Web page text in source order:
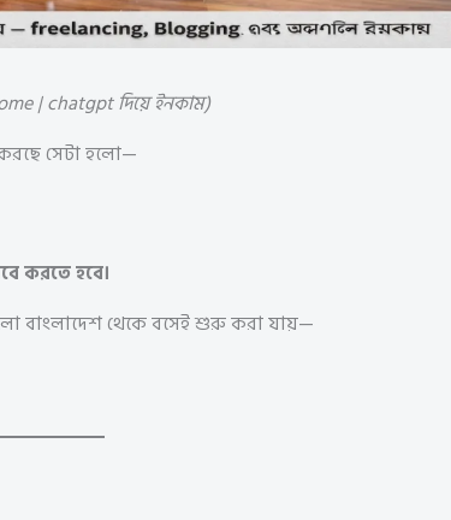
| chatgpt দিয়ে ইনকাম)
করছে সেটা হলো—
করতে হবে।
বাংলাদেশ থেকে বসেই শুরু করা যায়—